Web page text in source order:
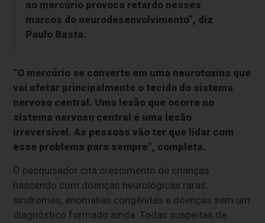
ao mercúrio provoca retardo nesses
marcos do neurodesenvolvimento”, diz
Paulo Basta.
“O mercúrio se converte em uma neurotoxina que
vai afetar principalmente o tecido do sistema
nervoso central. Uma lesão que ocorre no
sistema nervoso central é uma lesão
irreversível. As pessoas vão ter que lidar com
esse problema para sempre”, completa.
O pesquisador cita crescimento de crianças
nascendo com doenças neurológicas raras,
síndromes, anomalias congênitas e doenças sem um
diagnóstico formado ainda. Todas suspeitas de